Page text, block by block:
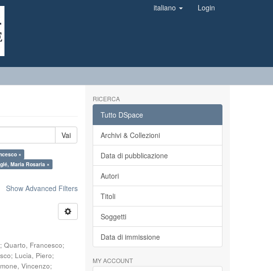
italiano Login
Vai
×
Maria Rosaria ×
Show Advanced Filters
;Quarto, Francesco;
; Lucia, Piero;
Vincenzo;
RICERCA
Tutto DSpace
Archivi & Collezioni
Data di pubblicazione
Autori
Titoli
Soggetti
Data di immissione
MY ACCOUNT